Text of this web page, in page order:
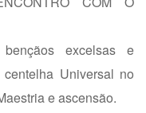
excelsas e
Universal no
e ascensão.